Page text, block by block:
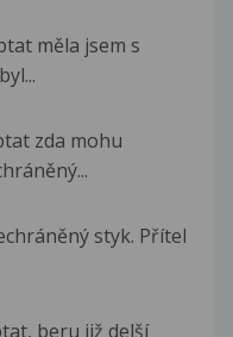
měla jsem s
zda mohu
styk. Přítel
beru již delší